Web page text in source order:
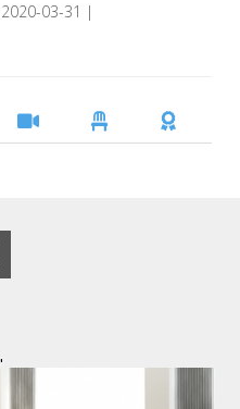
2020-03-31 |